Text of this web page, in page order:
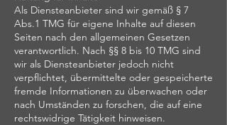
Als Diensteanbieter sind wir gemäß § 7
Abs.1 TMG für eigene Inhalte auf diesen
Seiten nach den allgemeinen Gesetzen
verantwortlich. Nach §§ 8 bis 10 TMG sind
wir als Diensteanbieter jedoch nicht
verpflichtet, übermittelte oder gespeicherte
fremde Informationen zu überwachen oder
nach Umständen zu forschen, die auf eine
rechtswidrige Tätigkeit hinweisen.